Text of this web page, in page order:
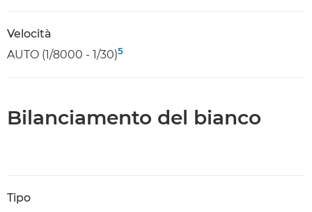
Velocità
AUTO (1/8000 - 1/30)5
Bilanciamento del bianco
Tipo